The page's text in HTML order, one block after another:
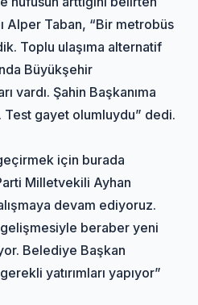
Alper Taban, “Bir metrobüs
Toplu ulaşıma alternatif
Büyükşehir
vardı. Şahin Başkanıma
gayet olumluydu” dedi.
için burada
Milletvekili Ayhan
devam ediyoruz.
gelişmesiyle beraber yeni
Belediye Başkan
yatırımları yapıyor”